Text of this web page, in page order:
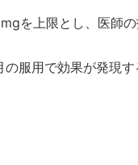
を上限とし、医師
服用で効果が発現